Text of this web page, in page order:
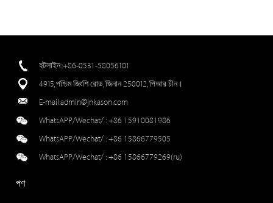
হটলাইন::+86-0531-58056101
4915, পশ্চিম জিংশি রোড, জিনান 250012, পিআর চীন।
E-mail:admin@jnkason.com
WhatsAPP/Wechat/ :+86 15910081986
WhatsAPP/Wechat/ :+86 15866779505
WhatsAPP/Wechat/ :+86 15866779269(ru)
পণ